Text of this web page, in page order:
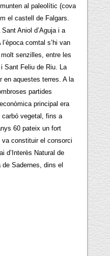
al paleolític (cova
el castell de Falgars.
Aniol d’Aguja i a
comtal s’hi van
senzilles, entre les
Sant Feliu de Riu. La
en aquestes terres. A la
partides
principal era
carbó vegetal, fins a
60 pateix un fort
constituir el consorci
d’Interès Natural de
de Sadernes, dins el